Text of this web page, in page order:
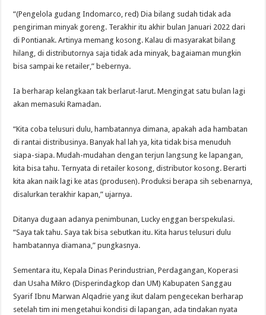
“(Pengelola gudang Indomarco, red) Dia bilang sudah tidak ada
pengiriman minyak goreng. Terakhir itu akhir bulan Januari 2022 dari
di Pontianak. Artinya memang kosong. Kalau di masyarakat bilang
hilang, di distributornya saja tidak ada minyak, bagaiaman mungkin
bisa sampai ke retailer,” bebernya.
Ia berharap kelangkaan tak berlarut-larut. Mengingat satu bulan lagi
akan memasuki Ramadan.
“Kita coba telusuri dulu, hambatannya dimana, apakah ada hambatan
di rantai distribusinya. Banyak hal lah ya, kita tidak bisa menuduh
siapa-siapa. Mudah-mudahan dengan terjun langsung ke lapangan,
kita bisa tahu. Ternyata di retailer kosong, distributor kosong. Berarti
kita akan naik lagi ke atas (produsen). Produksi berapa sih sebenarnya,
disalurkan terakhir kapan,” ujarnya.
Ditanya dugaan adanya penimbunan, Lucky enggan berspekulasi.
“Saya tak tahu. Saya tak bisa sebutkan itu. Kita harus telusuri dulu
hambatannya diamana,” pungkasnya.
Sementara itu, Kepala Dinas Perindustrian, Perdagangan, Koperasi
dan Usaha Mikro (Disperindagkop dan UM) Kabupaten Sanggau
Syarif Ibnu Marwan Alqadrie yang ikut dalam pengecekan berharap
setelah tim ini mengetahui kondisi di lapangan, ada tindakan nyata